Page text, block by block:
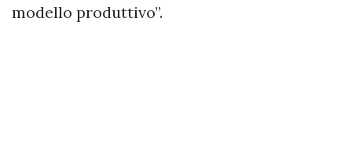
modello produttivo”.